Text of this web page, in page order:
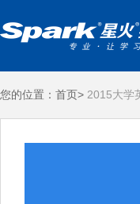
您的位置： 首页> 2015大学